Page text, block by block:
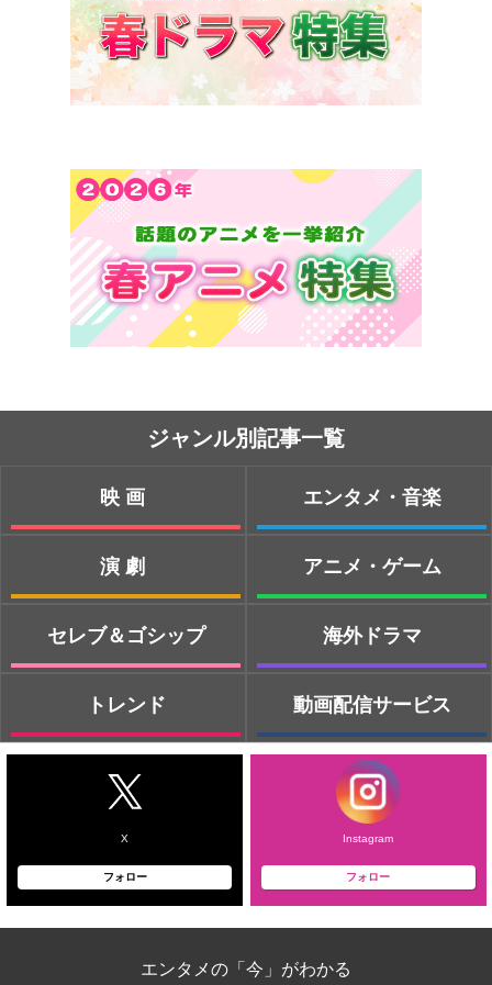
ジャンル別記事一覧
映画
演劇
セレブ＆ゴシップ
トレンド
エンタメ・音楽
アニメ・ゲーム
海外ドラマ
動画配信サービス
X
フォロー
Instagram
フォロー
エンタメの「今」がわかる